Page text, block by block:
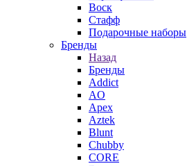
Воск
Стафф
Подарочные наборы
Бренды
Назад
Бренды
Addict
AO
Apex
Aztek
Blunt
Chubby
CORE